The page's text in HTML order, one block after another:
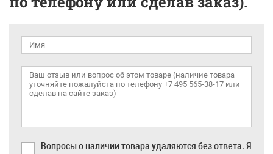
Вопросы о наличии товара удаляются без ответа. Я